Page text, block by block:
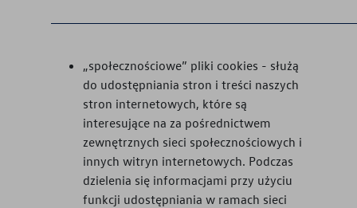
„społecznościowe” pliki cookies - służą
do udostępniania stron i treści naszych
stron internetowych, które są
interesujące na za pośrednictwem
zewnętrznych sieci społecznościowych i
innych witryn internetowych. Podczas
dzielenia się informacjami przy użyciu
funkcji udostępniania w ramach sieci